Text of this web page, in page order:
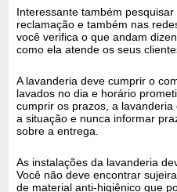
Interessante também
reclamação e também nas
você verifica o que andam
como ela atende os seus
A lavanderia deve cumprir o
lavados no dia e horário
cumprir os prazos, a
a situação e nunca informar
sobre a entrega.
As instalações da lavanderia
Você não deve encontrar
de material anti-higiênico que